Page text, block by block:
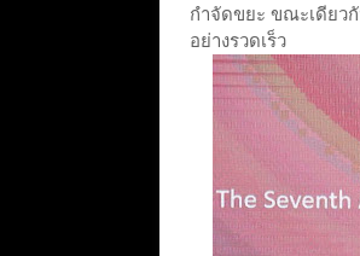
กำจัดขยะ ขณะเดียว
อย่างรวดเร็ว